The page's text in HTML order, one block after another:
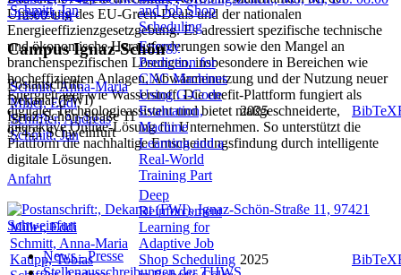
Umsetzung des EU-Green-Deals und der nationalen
Energieeffizienzgesetzgebung. Es adressiert spezifische technische
und ökonomische Herausforderungen sowie den Mangel an
branchenspezifischen Lösungen, insbesondere in Bereichen wie
hocheffizienten Anlagen, Abwärmenutzung und der Nutzung neuer
Energieträger wie Wasserstoff. Die enefit-Plattform fungiert als
digitaler Technologieassistent und bietet maßgeschneiderte,
interaktive Online-Lösung für Unternehmen. So unterstützt die
Plattform die nachhaltige Entscheidungsfindung durch intelligente
digitale Lösungen.
Schmitt, Jan
and Job Shop
Scheduling
Schmitt, Anna-Maria
Miller, Eddi
Schiffler, Andreas
Schmitt, Jan
Energy
Prediction for
CNC Machines
Using G-Code
Evaluation,
Machine
Learning and a
Real-World
Training Part
2025 BibTeX
Miller, Eddi
Schmitt, Anna-Maria
Kaupp, Tobias
Deep
Reinforcement
Learning for
Adaptive Job
Shop Scheduling 2025 BibTeX
Campus Ignaz-Schön
Postanschrift:
Dekanat (FWI)
Ignaz-Schön-Straße 11
97421 Schweinfurt
Anfahrt
News - Presse
Stellenausschreibungen der THWS